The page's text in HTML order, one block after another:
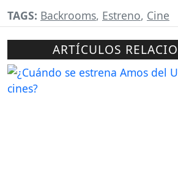
TAGS: Backrooms, Estreno, Cine
ARTÍCULOS